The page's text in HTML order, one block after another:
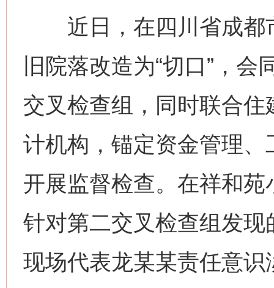
近日，在四川省成都
旧院落改造为“切口”，
交叉检查组，同时联合
计机构，锚定资金管理
开展监督检查。在祥和
针对第二交叉检查组发
现场代表龙某某责任意